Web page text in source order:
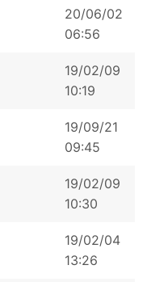
20/06/02
06:56
19/02/09
10:19
19/09/21
09:45
19/02/09
10:30
19/02/04
13:26